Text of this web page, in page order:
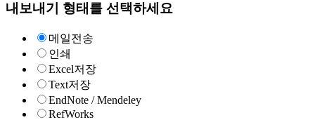
내보내기 형태를 선택하세요
메일전송
인쇄
Excel저장
Text저장
EndNote / Mendeley
RefWorks